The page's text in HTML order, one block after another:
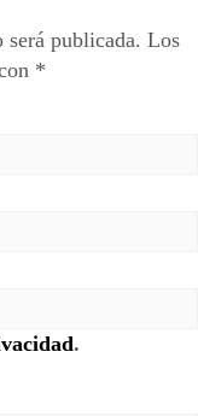
publicada. Los
*
.